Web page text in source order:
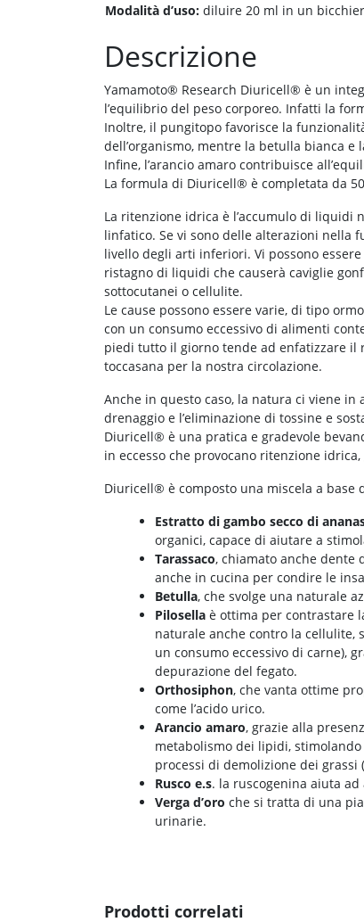
Modalità d’uso: diluire 20 ml in un
Descrizione
Yamamoto® Research Diuricell® è un
l’equilibrio del peso corporeo. Infatti la
Inoltre, il pungitopo favorisce la
dell’organismo, mentre la betulla bianca
Infine, l’arancio amaro contribuisce
La formula di Diuricell® è completata da
La ritenzione idrica è l’accumulo di
linfatico. Se vi sono delle alterazioni nella
livello degli arti inferiori. Vi possono
ristagno di liquidi che causerà caviglie
sottocutanei o cellulite.
Le cause possono essere varie, di tipo
con un consumo eccessivo di alimenti
piedi tutto il giorno tende ad enfatizzare il
toccasana per la nostra circolazione.
Anche in questo caso, la natura ci viene
drenaggio e l’eliminazione di tossine e
Diuricell® è una pratica e gradevole
in eccesso che provocano ritenzione
Diuricell® è composto una miscela a
Estratto di gambo secco di
organici, capace di aiutare a
Tarassaco, chiamato anche dente
anche in cucina per condire le
Betulla, che svolge una naturale
Pilosella è ottima per contrastare
naturale anche contro la
un consumo eccessivo di carne),
depurazione del fegato.
Orthosiphon, che vanta ottime
come l’acido urico.
Arancio amaro, grazie alla
metabolismo dei lipidi,
processi di demolizione dei grassi
Rusco e.s. la ruscogenina aiuta
Verga d’oro che si tratta di una
urinarie.
Prodotti correlati